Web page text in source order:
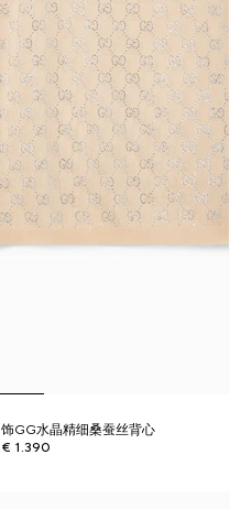
饰GG水晶精细桑蚕丝背心
€ 1.390